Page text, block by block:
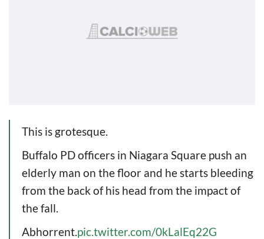
This is grotesque.
Buffalo PD officers in Niagara Square push an
elderly man on the floor and he starts bleeding
from the back of his head from the impact of
the fall.
Abhorrent.pic.twitter.com/0kLalEq22G